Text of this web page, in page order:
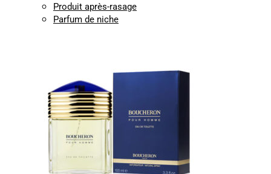
Produit après-rasage
Parfum de niche